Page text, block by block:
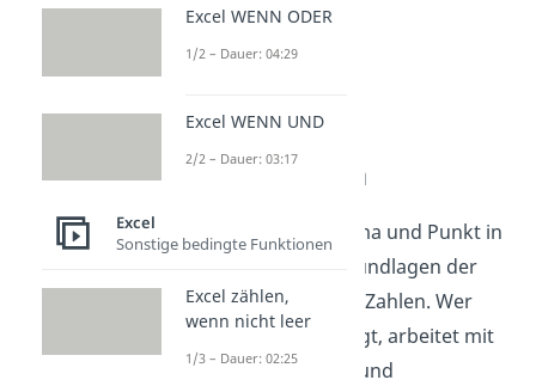
Excel verstehen
Das Ersetzen von Komma und Punkt in
Excel gehört zu den Grundlagen der
Arbeit mit Tabellen und Zahlen. Wer
sich mit Excel beschäftigt, arbeitet mit
Zellen, Formeln, Daten und
Excel WENN ODER
1/2 – Dauer: 04:29
Excel WENN UND
2/2 – Dauer: 03:17
Excel
Sonstige bedingte Funktionen
Excel zählen,
wenn nicht leer
1/3 – Dauer: 02:25